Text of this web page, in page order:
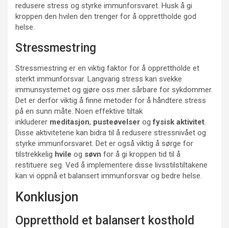
redusere stress og styrke immunforsvaret. Husk å gi
kroppen den hvilen den trenger for å opprettholde god
helse.
Stressmestring
Stressmestring er en viktig faktor for å opprettholde et
sterkt immunforsvar. Langvarig stress kan svekke
immunsystemet og gjøre oss mer sårbare for sykdommer.
Det er derfor viktig å finne metoder for å håndtere stress
på en sunn måte. Noen effektive tiltak
inkluderer meditasjon, pusteøvelser ogfysisk aktivitet.
Disse aktivitetene kan bidra til å redusere stressnivået og
styrke immunforsvaret. Det er også viktig å sørge for
tilstrekkelig hvile og søvn for å gi kroppen tid til å
restituere seg. Ved å implementere disse livsstilstiltakene
kan vi oppnå et balansert immunforsvar og bedre helse.
Konklusjon
Oppretthold et balansert kosthold